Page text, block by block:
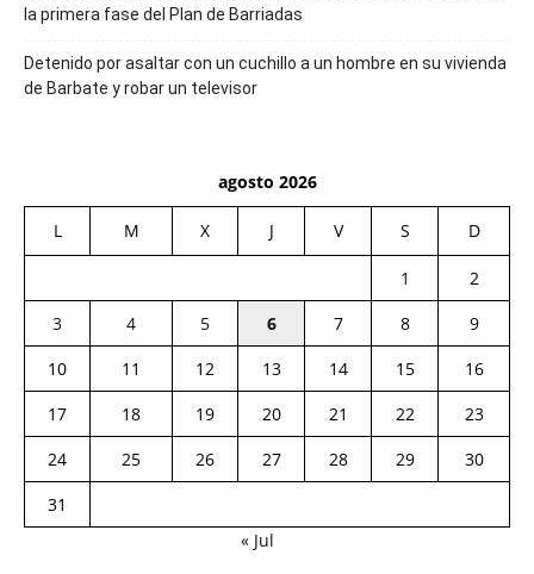
la primera fase del Plan de Barriadas
Detenido por asaltar con un cuchillo a un hombre en su vivienda
de Barbate y robar un televisor
agosto 2026
L M X J V S D
1
2
3
4 5 6 7 8
9
10
11 12 13 14 15
16
17
18 19 20 21 22
23
24
25 26 27 28 29
30
31
« Jul